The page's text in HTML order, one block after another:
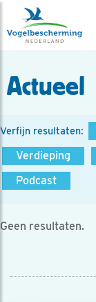
Actueel
Verfijn resultaten:
Verdieping
Podcast
Geen resultaten.